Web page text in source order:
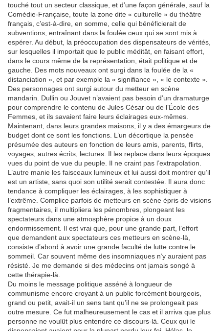
touché tout un secteur classique, et d’une façon générale, sauf la
Comédie-Française, toute la zone dite « culturelle » du théâtre
français, c’est-à-dire, en somme, celle qui bénéficierait de
subventions, entraînant dans la foulée ceux qui se sont mis à
espérer. Au début, la préoccupation des dispensateurs de vérités,
sur lesquelles il importait que le public méditât, en faisant effort,
dans le cours même de la représentation, était politique et de
gauche. Des mots nouveaux ont surgi dans la foulée de la «
distanciation », et par exemple la « signifiance », « le contexte ».
Des personnages ont surgi autour du metteur en scène
mandarin. Dullin ou Jouvet n’avaient pas besoin d’un dramaturge
pour comprendre le contenu de Jules César ou de l’École des
Femmes, et ils savaient faire leurs éclairages eux-mêmes.
Maintenant, dans leurs grandes maisons, il y a des émargeurs de
budget dont ce sont les fonctions. L’un décortique la pensée
présumée des auteurs en fonction de leurs amis, parents, flirts,
voyages, autres écrits, lectures. Il les replace dans leurs époques
vues du point de vue du peuple. Il ne craint pas l’extrapolation.
L’autre manie les faisceaux lumineux et lui aussi doit montrer qu’il
est un artiste, sans quoi son utilité serait contestée. Il aura donc
tendance à compliquer les éclairages, à les sophistiquer à
l’extrême. Complice parfois de metteurs en scène épris de visions
fragmentaires, il multipliera les pénombres, plongeant les
spectateurs dans une atmosphère propice à un doux
endormissement. Il est vrai que, pour une grande part, l’effort
que demandent aux spectateurs ces metteurs en scène-là,
consiste d’abord à avoir une grande faculté de lutte contre le
sommeil. Car souvent même des insomniaques n’y auraient pas
résisté. Je me demande si des médecins ont jamais songé à
cette thérapie-là.
Du moins le message politique asséné à longueur de
communisme encore croyant à un public forcément bourgeois,
grand ou petit, avait-il un sens tant qu’il ne se prolongeait pas
outre mesure. Ce fut malheureusement le cas et il arriva que plus
personne ne voulût plus entendre ce discours-là. Ceux qui le